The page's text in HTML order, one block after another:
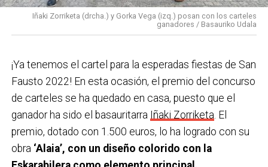
21:30 Pasacalles con Gazte-leku por las peatonales.
22:00 Disko Festa Sound en la carpa de Solobarria
GUDA DANTZA en la plaza Arizgoiti
23:59 Verbena con la orquesta REMIX en la plaza San
Fausto.
Domingo 9 de octubre
9:00 Txupin desde el Ayuntamiento.
Iñaki Zorriketa (drcha.) y Gorka Vega (izq.) posan con los carteles
ganadores / Basauriko Udala
¡Ya tenemos el cartel para la esperadas fiestas de San
Fausto 2022! En esta ocasión, el premio del concurso
de carteles se ha quedado en casa, puesto que el
ganador ha sido el basauritarra Iñaki Zorriketa. El
premio, dotado con 1.500 euros, lo ha logrado con su
obra ‘Alaia’, con un diseño colorido con la